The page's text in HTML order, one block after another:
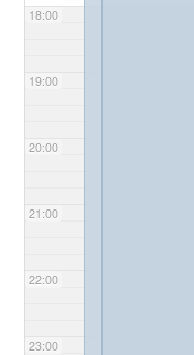
18:00
19:00
20:00
21:00
22:00
23:00